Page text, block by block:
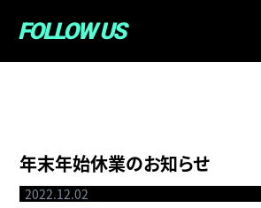
FOLLOW US
年末年始休業のお知らせ
2022.12.02